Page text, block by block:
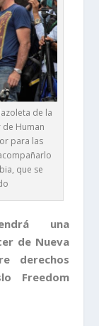
de la
Human
para las
que se
una
de Nueva
derechos
Freedom